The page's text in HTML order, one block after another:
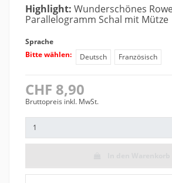
Highlight: Wunderschönes
Parallelogramm Schal mit Mütze
Sprache
Bitte wählen:
Deutsch Französisch
CHF 8,90
Bruttopreis inkl. MwSt.